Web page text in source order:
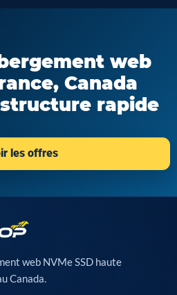
web
Canada
rapide
les offres
web NVMe SSD haute
Canada.